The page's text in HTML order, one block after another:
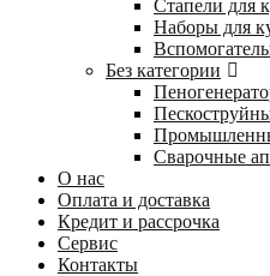
Стапели для
Наборы для
Без категории
Сварочные
О нас
Оплата и доставка
Кредит и рассрочка
Сервис
Контакты